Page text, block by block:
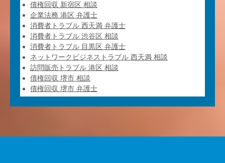
債権回収 新宿区 相談
企業法務 港区 弁護士
消費者トラブル 西天満 弁護士
消費者トラブル 渋谷区 相談
消費者トラブル 目黒区 弁護士
ネットワークビジネストラブル 西天満 相談
訪問販売トラブル 港区 相談
債権回収 堺市 相談
債権回収 堺市 弁護士